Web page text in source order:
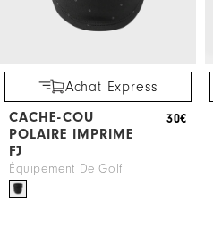
Achat Express
CACHE-COU
POLAIRE IMPRIME
FJ
Équipement De Golf
30€